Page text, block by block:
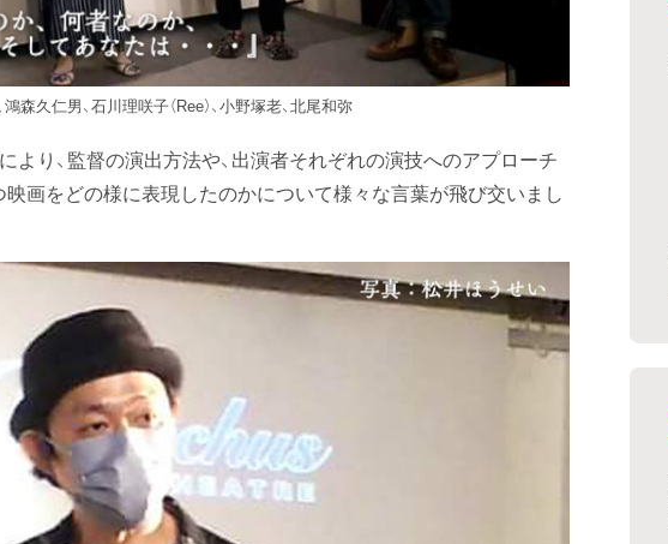
森久仁男、石川理咲子（Ree）、小野塚老、北尾和弥
り、監督の演出方法や、出演者それぞれの演技へのアプローチ
画をどの様に表現したのかについて様々な言葉が飛び交いまし